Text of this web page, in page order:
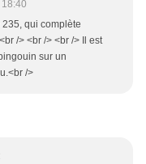
qui complète
/> <br /> <br /> Il est
sur un
/>